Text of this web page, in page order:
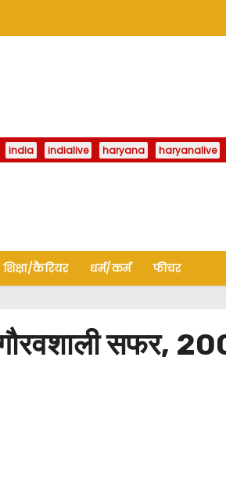
india indialive haryana haryanalive
शिक्षा/कैरियर धर्म/कर्म फीचर
सफर,